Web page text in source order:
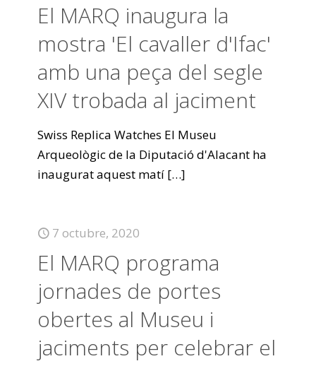
El MARQ inaugura la
mostra 'El cavaller d'Ifac'
amb una peça del segle
XIV trobada al jaciment
Swiss Replica Watches El Museu
Arqueològic de la Diputació d'Alacant ha
inaugurat aquest matí […]
7 octubre, 2020
El MARQ programa
jornades de portes
obertes al Museu i
jaciments per celebrar el